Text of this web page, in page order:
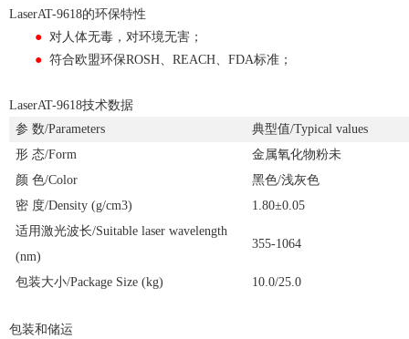
LaserAT-9618的环保特性
● 对人体无毒，对环境无害；
● 符合欧盟环保ROSH、REACH、FDA标准；
LaserAT-9618技术数据
参 数/Parameters
典型值/Typical values
形 态/Form
金属氧化物粉未
颜 色/Color
黑色/浅灰色
密 度/Density (g/cm3)
1.80±0.05
适用激光波长/Suitable laser wavelength
(nm)
355-1064
包装大小/Package Size (kg) 10.0/25.0
包装和储运